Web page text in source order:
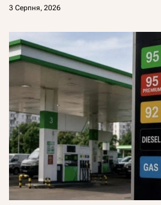
3 Серпня, 2026